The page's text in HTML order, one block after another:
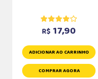
R$ 17,90
ADICIONAR AO CARRINHO
COMPRAR AGORA